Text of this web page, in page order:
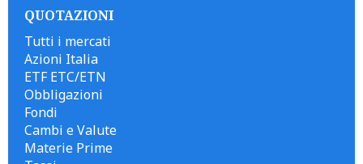
QUOTAZIONI
Tutti i mercati
Azioni Italia
ETF ETC/ETN
Obbligazioni
Fondi
Cambi e Valute
Materie Prime